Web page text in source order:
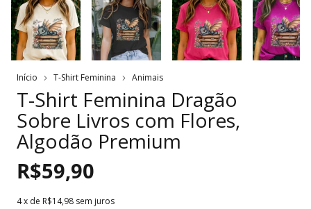
Início T-Shirt Feminina Animais
T-Shirt Feminina Dragão
Sobre Livros com Flores,
Algodão Premium
R$59,90
4x de R$14,98 sem juros